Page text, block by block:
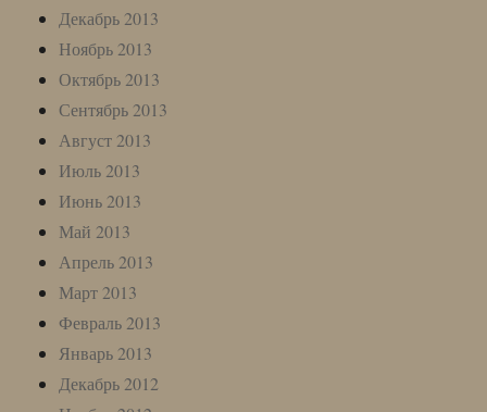
Декабрь 2013
Ноябрь 2013
Октябрь 2013
Сентябрь 2013
Август 2013
Июль 2013
Июнь 2013
Май 2013
Апрель 2013
Март 2013
Февраль 2013
Январь 2013
Декабрь 2012